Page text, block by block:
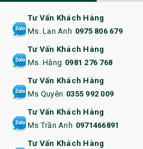
12. BÌNH NƯỚC
14. HỘP/VÍ ĐỰNG NAMECARD
15. BỘ BẤM MÓNG
16. BAO HỘ CHIẾU
Tư Vấn Khách Hàng
Ms. Lan Anh 0975 806 679
Tư Vấn Khách Hàng
Ms. Hằng 0981 276 768
Tư Vấn Khách Hàng
Ms Quyên 0355 992 009
Tư Vấn Khách Hàng
Ms Trần Anh 0971466891
Tư Vấn Khách Hàng